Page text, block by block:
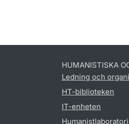
HUMANISTISKA
Ledning och
HT-biblioteken
IT-enheten